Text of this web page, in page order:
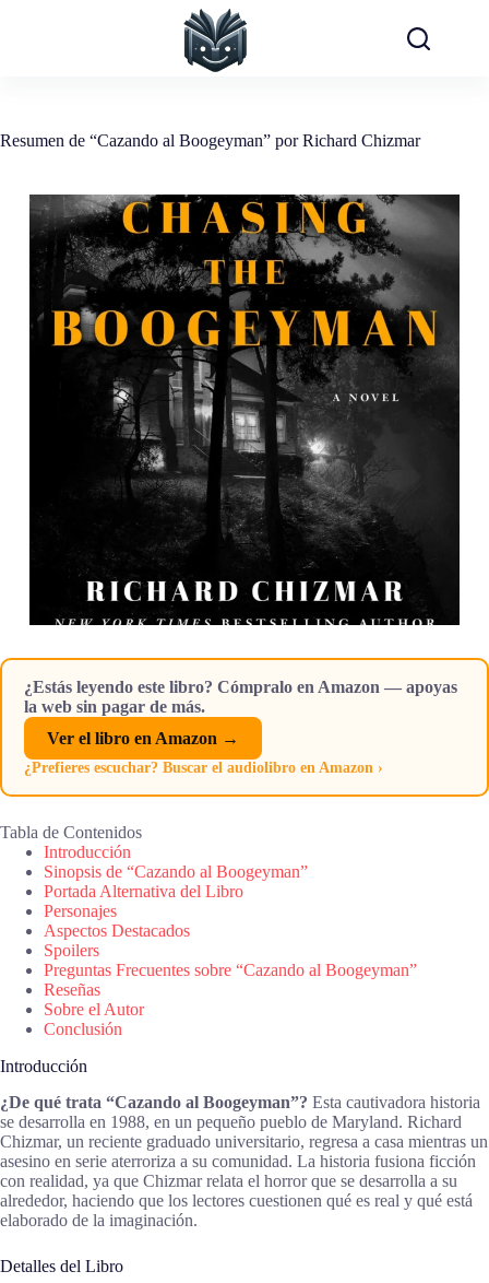
Resumen de “Cazando al Boogeyman” por Richard Chizmar
¿Estás leyendo este libro? Cómpralo en Amazon — apoyas
la web sin pagar de más.
Ver el libro en Amazon →
¿Prefieres escuchar? Buscar el audiolibro en Amazon ›
Tabla de Contenidos
Introducción
Sinopsis de “Cazando al Boogeyman”
Portada Alternativa del Libro
Personajes
Aspectos Destacados
Spoilers
Preguntas Frecuentes sobre “Cazando al Boogeyman”
Reseñas
Sobre el Autor
Conclusión
Introducción
¿De qué trata “Cazando al Boogeyman”? Esta cautivadora historia
se desarrolla en 1988, en un pequeño pueblo de Maryland. Richard
Chizmar, un reciente graduado universitario, regresa a casa mientras un
asesino en serie aterroriza a su comunidad. La historia fusiona ficción
con realidad, ya que Chizmar relata el horror que se desarrolla a su
alrededor, haciendo que los lectores cuestionen qué es real y qué está
elaborado de la imaginación.
Detalles del Libro